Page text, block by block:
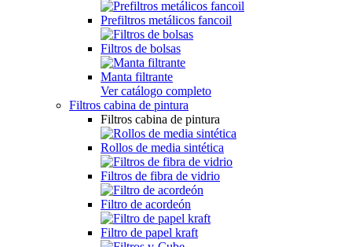
Prefiltros metálicos fancoil
Filtros de bolsas
Manta filtrante
Ver catálogo completo
Filtros cabina de pintura
Filtros cabina de pintura
Rollos de media sintética
Filtros de fibra de vidrio
Filtro de acordeón
Filtro de papel kraft